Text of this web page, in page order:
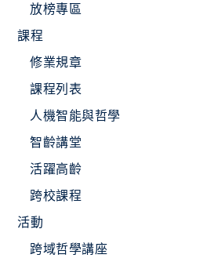
放榜專區
課程
修業規章
課程列表
人機智能與哲學
智齡講堂
活躍高齡
跨校課程
活動
跨域哲學講座